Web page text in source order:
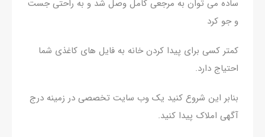
ساده می توان به مرجعی کامل وصل شد و به راحتی جست
و جو کرد
کمتر کسی برای پیدا کردن خانه به فایل های کاغذی شما
احتیاج دارد.
بنابر این شروع کنید یک وب سایت تخصصی در زمینه درج
آگهی املاک پیدا کنید.